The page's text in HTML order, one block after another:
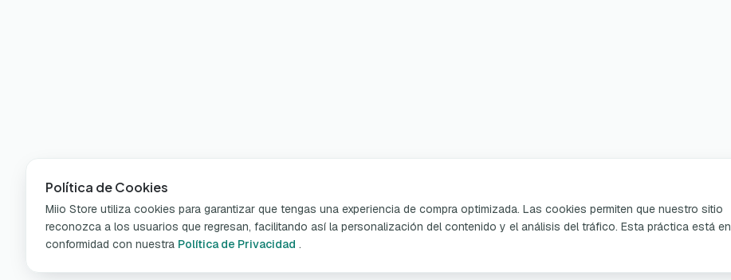
Política de Cookies
Miio Store utiliza cookies para garantizar que tengas una experiencia de compra optimizada. Las cookies permiten que nuestro sitio
reconozca a los usuarios que regresan, facilitando así la personalización del contenido y el análisis del tráfico. Esta práctica está en
conformidad con nuestra Política de Privacidad .